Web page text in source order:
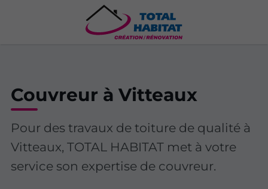
Couvreur à Vitteaux
Pour des travaux de toiture de qualité à
Vitteaux, TOTAL HABITAT met à votre
service son expertise de couvreur.